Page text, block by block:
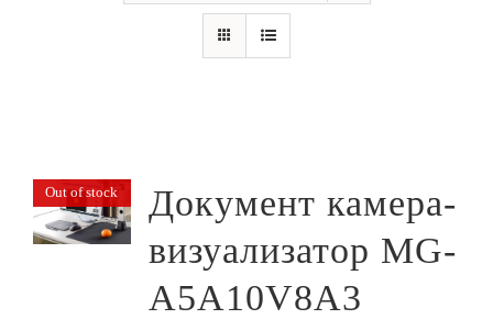
Out of stock
Документ камера-
визуализатор MG-
A5A10V8A3